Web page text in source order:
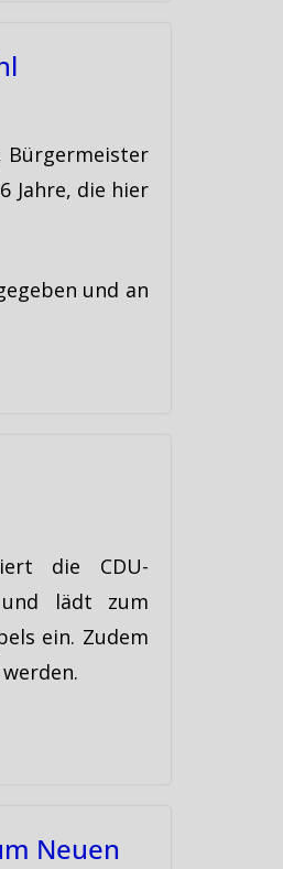
Bürgermeister
Jahre, die hier
und an
die CDU-
lädt zum
ein. Zudem
Neuen